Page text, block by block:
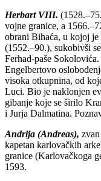
Herbart VIII.
vojne granice, a
obrani Bihaća, u kojoj je
(1552.–90.), sukobivši
Ferhad-paše
Engelbertovo
visoka otkupnina, od
Luci. Bio je naklonjen
gibanje koje se širilo
i Jurja Dalmatina.
Andrija (Andreas),
kapetan karlovačkih
granice (Karlovačkoga
1593.